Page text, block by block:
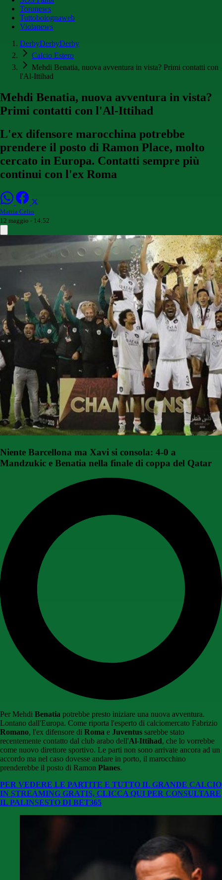
Toronews
Tuttobolognaweb
Violanews
DerbyDerbyDerby
Calcio Estero
Mehdi Benatia, nuova avventura in vista? Primi contatti con
l'Al-Ittihad
Mehdi Benatia, nuova avventura in vista?
Primi contatti con l'Al-Ittihad
L'ex difensore marocchina potrebbe
prendere il posto di Ramon Place, molto
cercato in Europa. Contatti sempre più
continui con l'ex Roma
Mattia Celio
12 maggio - 14:52
Niente Barcellona ma Xavi si consola: 4-0 a
Mandzukic e Benatia nella finale di coppa del Qatar
Per Mehdi Benatia potrebbe presto iniziare una nuova avventura.
Lontano dall'Europa. Come riporta l'esperto di calciomercato Fabrizio
Romano, l'ex difensore di Roma e Juventus sarebbe stato
recentemente contatto dal club arabo dell'Al-Ittihad, che lo vorrebbe
come nuovo direttore sportivo. Le parti non sono arrivate ancora ad un
accordo ma nel caso dovesse andare in porto, il marocchino
prenderebbe il posto di Ramon Planes.
PER VEDERE LE PARTITE E TUTTO IL GRANDE CALCIO
IN STREAMING GRATIS, CLICCA QUI PER CONSULTARE
IL PALINSESTO DI BET365